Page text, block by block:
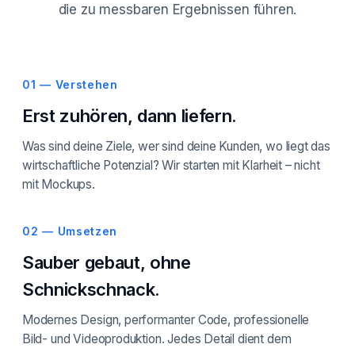
die zu messbaren Ergebnissen führen.
01 — Verstehen
Erst zuhören, dann liefern.
Was sind deine Ziele, wer sind deine Kunden, wo liegt das
wirtschaftliche Potenzial? Wir starten mit Klarheit – nicht
mit Mockups.
02 — Umsetzen
Sauber gebaut, ohne
Schnickschnack.
Modernes Design, performanter Code, professionelle
Bild- und Videoproduktion. Jedes Detail dient dem